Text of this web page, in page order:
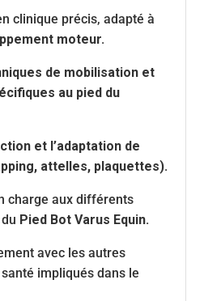
clinique précis, adapté à
moteur.
de mobilisation et
au pied du
et l’adaptation de
attelles, plaquettes).
charge aux différents
Pied Bot Varus Equin.
avec les autres
impliqués dans le